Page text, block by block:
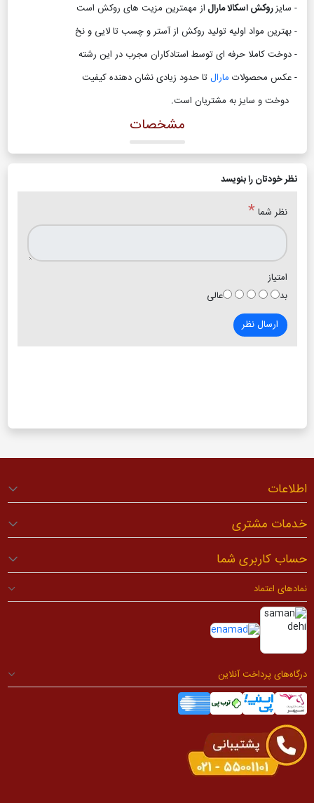
- سایزروکش اسکالا مارال از مهمترین مزیت های روکش است
- بهترین مواد اولیه تولید روکش از آستر و چسب تا لایی و نخ
- دوخت کاملا حرفه ای توسط استادکاران مجرب در این رشته
- عکس محصولات مارالتا حدود زیادی نشان دهنده کیفیت
دوخت و سایز به مشتریان است.
مشخصات
نظر خودتان را بنویسد
نظر شما *
امتیاز
بد
عالی
ارسال نظر
اطلاعات
خدمات مشتری
حساب کاربری شما
نمادهای اعتماد
درگاه‌های پرداخت آنلاین